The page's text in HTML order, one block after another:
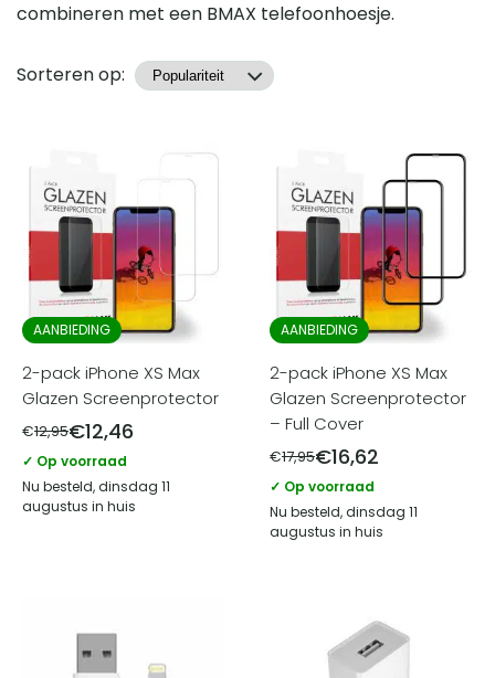
combineren met een BMAX telefoonhoesje.
Producten
Sorteren op:
AANBIEDING
2-pack iPhone XS Max
Glazen Screenprotector
€12,95€12,46
✓ Op voorraad
Nu besteld, dinsdag 11
augustus in huis
AANBIEDING
2-pack iPhone XS Max
Glazen Screenprotector
– Full Cover
€17,95€16,62
✓ Op voorraad
Nu besteld, dinsdag 11
augustus in huis